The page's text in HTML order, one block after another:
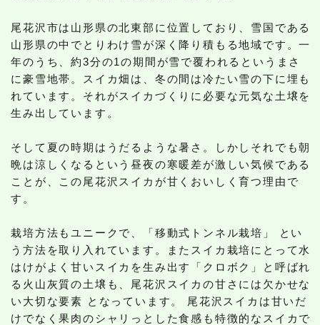
尾花沢市は山形県の北東部に位置しており、雪国である
山形県の中でとりわけ雪が深く降り積もる地域です。一
年のうち、約3分の1の期間が雪で覆われるというまさ
に豪雪地帯。スイカ畑は、冬の間は冷たい雪の下に埋も
れています。それがスイカづくりに必要な元気な土壌を
生み出しています。
そして夏の時期はうだるような暑さ。しかしそれでも朝
晩は涼しくなるという昼夜の寒暖差が激しい気候である
ことが、この尾花沢スイカが甘くおいしく育つ理由で
す。
栽培方法もユニークで、「移動式トンネル栽培」 とい
う方法を取り入れています。またスイカ栽培にとって水
はけがよく甘いスイカを生み出す「クロボク」と呼ばれ
る火山灰質の土壌も、尾花沢スイカの甘さには欠かせな
い大切な要素 となっています。 尾花沢スイカは甘いだ
けでなく果肉のシャリっとした食感も特徴的なスイカで